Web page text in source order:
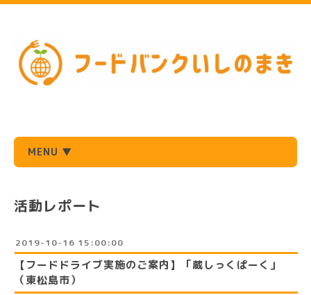
MENU ▼
活動レポート
2019-10-16 15:00:00
【フードドライブ実施のご案内】「蔵しっくぱーく」
（東松島市）